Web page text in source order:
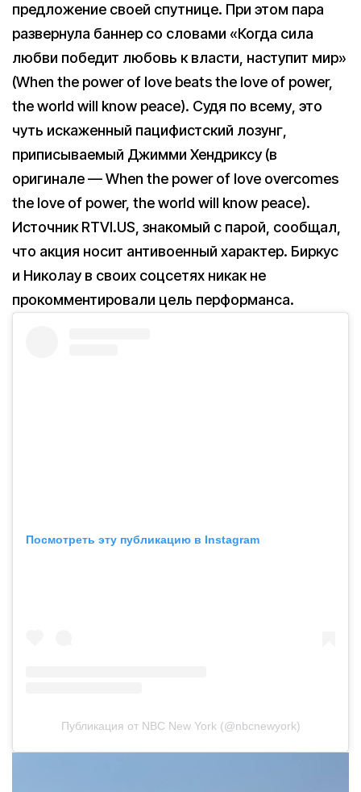
предложение своей спутнице. При этом пара
развернула баннер со словами «Когда сила
любви победит любовь к власти, наступит мир»
(When the power of love beats the love of power,
the world will know peace). Судя по всему, это
чуть искаженный пацифистский лозунг,
приписываемый Джимми Хендриксу (в
оригинале — When the power of love overcomes
the love of power, the world will know peace).
Источник RTVI.US, знакомый с парой, сообщал,
что акция носит антивоенный характер. Биркус
и Николау в своих соцсетях никак не
прокомментировали цель перформанса.
Посмотреть эту публикацию в Instagram
Публикация от NBC New York (@nbcnewyork)